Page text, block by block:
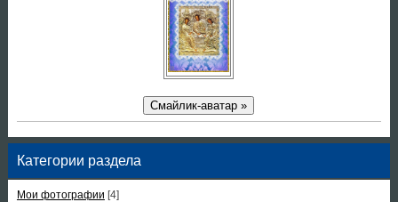
Смайлик-аватар »
Категории раздела
Мои фотографии [4]